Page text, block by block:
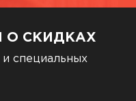
О СКИДКАХ
специальных